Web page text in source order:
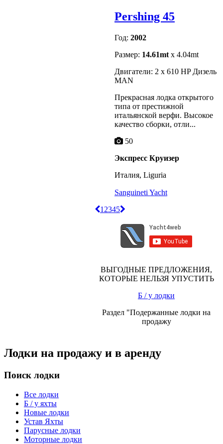
Pershing 45
Год: 2002
Размер: 14.61mt x 4.04mt
Двигатели: 2 x 610 HP Дизель
MAN
Прекрасная лодка открытого
типа от престижной
итальянской верфи. Высокое
качество сборки, отли...
50
Экспресс Круизер
Италия, Liguria
Sanguineti Yacht
1 2345
ВЫГОДНЫЕ ПРЕДЛОЖЕНИЯ,
КОТОРЫЕ НЕЛЬЗЯ УПУСТИТЬ
Б / у лодки
Раздел "Подержанные лодки на
продажу
Лодки на продажу и в аренду
Поиск лодки
Все лодки
Б / у яхты
Новые лодки
Устав Яхты
Парусные лодки
Моторные лодки